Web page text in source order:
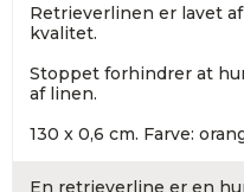
Retrieverlinen er lavet
kvalitet.
Stoppet forhindrer at
af linen.
130 x 0,6 cm. Farve:
En retrieverline er en